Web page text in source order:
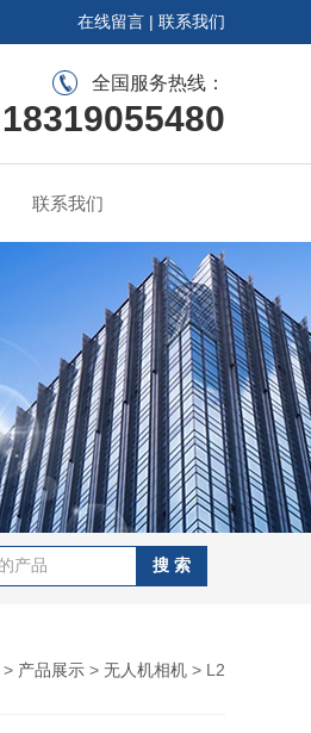
在线留言 | 联系我们
全国服务热线：
18319055480
联系我们
> 产品展示 > 无人机相机 > L2